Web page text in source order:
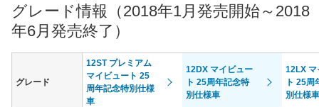
グレード情報（2018年1月発売開始～2018
年6月発売終了）
グレード
12ST プレミアム
マイビュート 25
周年記念特別仕様
車
12DX マイビュー
ト 25周年記念特
別仕様車
12LX マ
ト 25周
別仕様車